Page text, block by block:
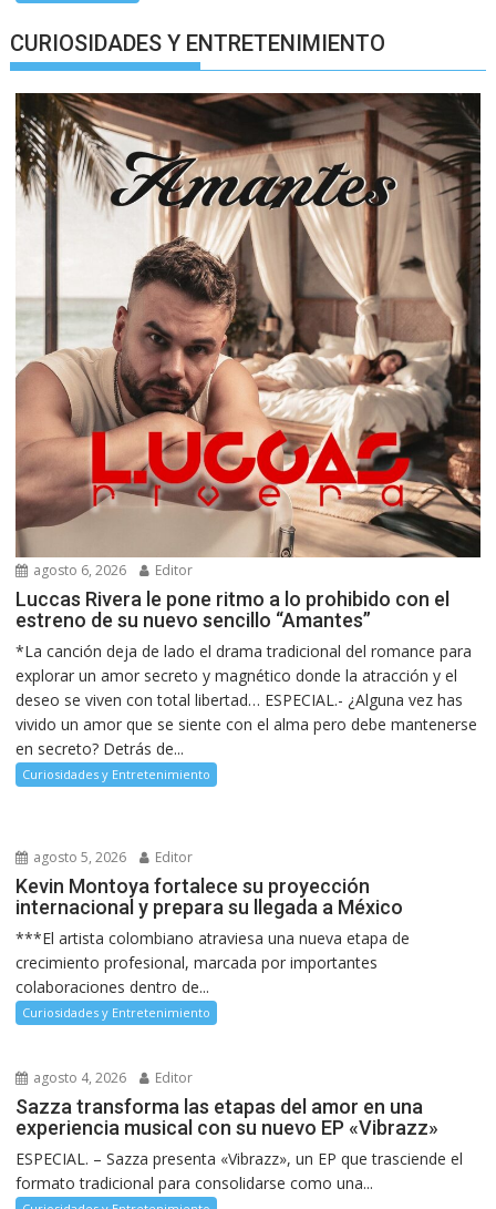
CURIOSIDADES Y ENTRETENIMIENTO
agosto 6, 2026 Editor
Luccas Rivera le pone ritmo a lo prohibido con el
estreno de su nuevo sencillo “Amantes”
*La canción deja de lado el drama tradicional del romance para
explorar un amor secreto y magnético donde la atracción y el
deseo se viven con total libertad… ESPECIAL.- ¿Alguna vez has
vivido un amor que se siente con el alma pero debe mantenerse
en secreto? Detrás de...
Curiosidades y Entretenimiento
agosto 5, 2026 Editor
Kevin Montoya fortalece su proyección
internacional y prepara su llegada a México
***El artista colombiano atraviesa una nueva etapa de
crecimiento profesional, marcada por importantes
colaboraciones dentro de...
Curiosidades y Entretenimiento
agosto 4, 2026 Editor
Sazza transforma las etapas del amor en una
experiencia musical con su nuevo EP «Vibrazz»
ESPECIAL. – Sazza presenta «Vibrazz», un EP que trasciende el
formato tradicional para consolidarse como una...